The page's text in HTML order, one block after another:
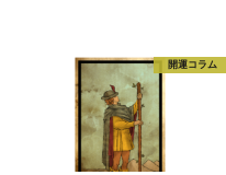
開運コラム